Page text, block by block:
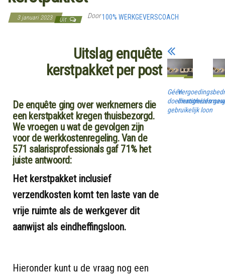
3 januari 2023 Uit Door100% WERKGEVERSCOACH
Uitslag enquête
kerstpakket per post
De enquête ging over werknemers die
een kerstpakket kregen thuisbezorgd.
We vroegen u wat de gevolgen zijn
voor de werkkostenregeling. Van de
571 salarisprofessionals gaf 71% het
juiste antwoord:
Het kerstpakket inclusief
verzendkosten komt ten laste van de
vrije ruimte als de werkgever dit
aanwijst als eindheffingsloon.
Hieronder kunt u de vraag nog een
Géén
gebruikelijk loon
dienstreizen